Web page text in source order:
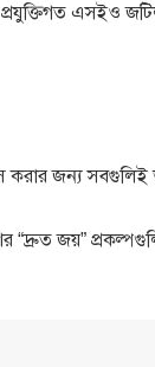
এসইও
জন্য সবগুলিই
জয়”